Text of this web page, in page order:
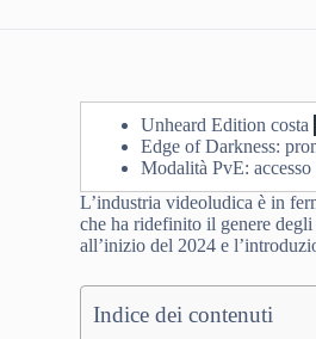
Unheard Edition costa
Edge of Darkness:
Modalità PvE:
L’industria videoludica è in
che ha ridefinito il genere
all’inizio del 2024 e
Indice dei contenuti